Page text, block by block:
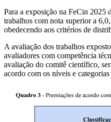
Para a exposição na FeCin 2025
trabalhos com nota superior a
obedecendo aos critérios de
A avaliação dos trabalhos
avaliadores com competência
avaliação do comitê científico,
acordo com os níveis e